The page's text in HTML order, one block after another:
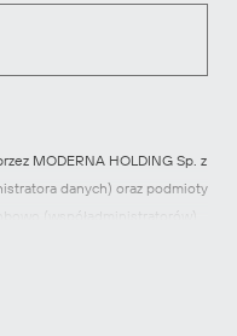
MODERNA HOLDING Sp. z
danych) oraz podmioty
tj.
realizowanych przez spółki
komunikacji